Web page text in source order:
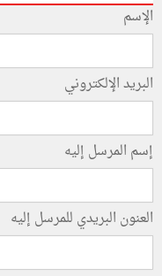
الإسم
البريد الإلكتروني
إسم المرسل إليه
العنون البريدي للمرسل إليه